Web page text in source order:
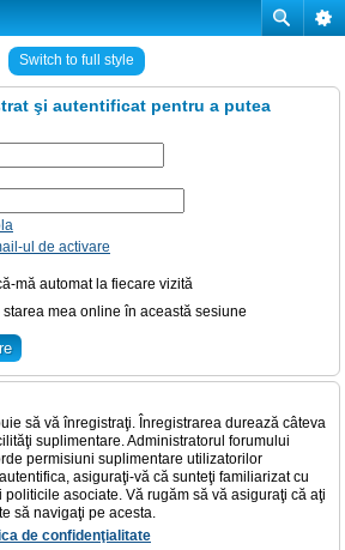
Switch to full style
şi autentificat pentru a putea
ul de activare
mă automat la fiecare vizită
mea online în această sesiune
să vă înregistraţi. Înregistrarea durează câteva
suplimentare. Administratorul forumului
permisiuni suplimentare utilizatorilor
asiguraţi-vă că sunteţi familiarizat cu
asociate. Vă rugăm să vă asiguraţi că aţi
să navigaţi pe acesta.
de confidenţialitate